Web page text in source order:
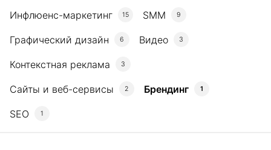
Инфлюенс-маркетинг 15 SMM 9
Графический дизайн 6 Видео 3
Контекстная реклама 3
Сайты и веб-сервисы 2 Брендинг 1
SEO 1